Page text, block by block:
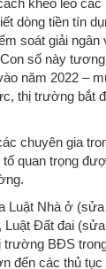
dòng tiền tín
soát giải
số này
năm 2022 –
thị trường bắt
chuyên gia
tố quan trọng
Luật Nhà ở
Luật Đất đai
trường BĐS
đến các thủ